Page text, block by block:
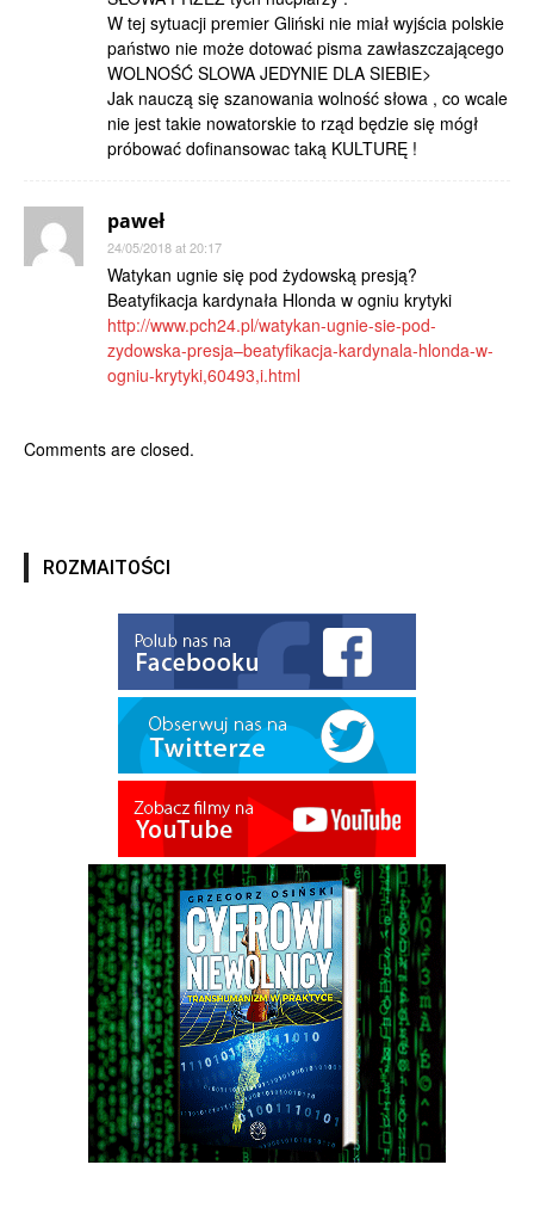
W tej sytuacji premier Gliński nie miał wyjścia polskie
państwo nie może dotować pisma zawłaszczającego
WOLNOŚĆ SLOWA JEDYNIE DLA SIEBIE>
Jak nauczą się szanowania wolność słowa , co wcale
nie jest takie nowatorskie to rząd będzie się mógł
próbować dofinansowac taką KULTURĘ !
paweł
24/05/2018 at 20:17
Watykan ugnie się pod żydowską presją?
Beatyfikacja kardynała Hlonda w ogniu krytyki
http://www.pch24.pl/watykan-ugnie-sie-pod-
zydowska-presja–beatyfikacja-kardynala-hlonda-w-
ogniu-krytyki,60493,i.html
Comments are closed.
ROZMAITOŚCI